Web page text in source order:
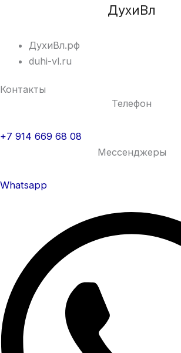
ДухиВл
ДухиВл.рф
duhi-vl.ru
Контакты
Телефон
+7 914 669 68 08
Мессенджеры
Whatsapp